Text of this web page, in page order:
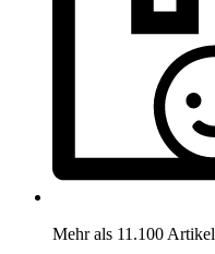
Mehr als 11.100 Artikel